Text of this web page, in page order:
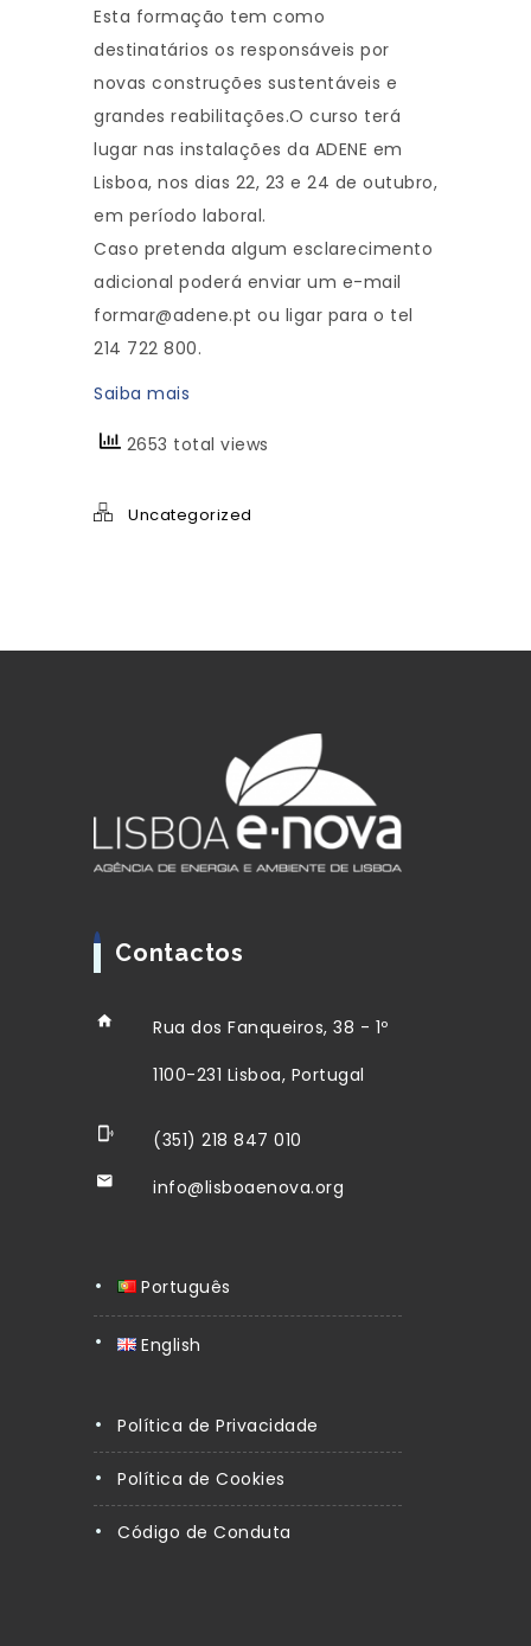
Esta formação tem como
destinatários os responsáveis por
novas construções sustentáveis e
grandes reabilitações.O curso terá
lugar nas instalações da ADENE em
Lisboa, nos dias 22, 23 e 24 de outubro,
em período laboral.
Caso pretenda algum esclarecimento
adicional poderá enviar um e-mail
formar@adene.pt ou ligar para o tel
214 722 800.
Saiba mais
2653 total views
Uncategorized
Contactos
Rua dos Fanqueiros, 38 - 1º
1100-231 Lisboa, Portugal
(351) 218 847 010
info@lisboaenova.org
Português
English
Política de Privacidade
Política de Cookies
Código de Conduta